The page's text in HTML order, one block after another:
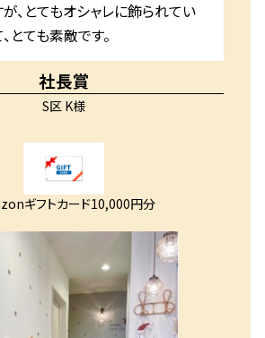
が、とてもオシャレに飾られてい
とても素敵です。
社長賞
S区 K様
ギフトカード10,000円分